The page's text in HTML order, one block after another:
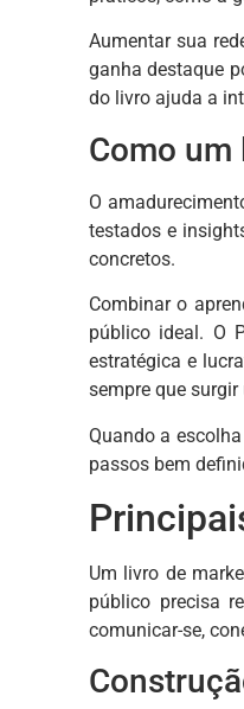
Aumentar sua
ganha destaque
do livro ajuda a
Como
O
testados e
concretos.
Combinar o
público ideal. O
estratégica e
sempre que
Quando a
passos bem
Um livro de
público precisa
comunicar-se,